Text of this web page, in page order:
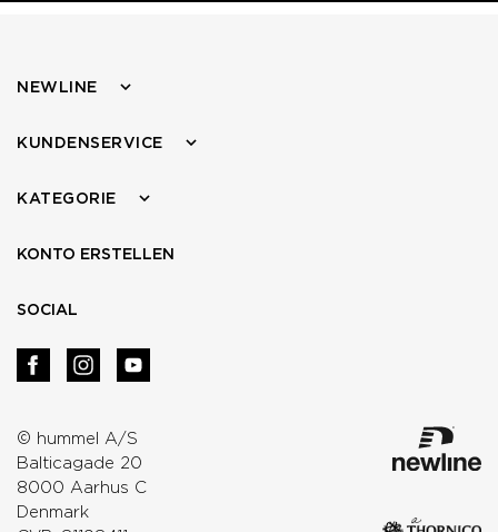
© hummel A/S
Balticagade 20
8000 Aarhus C
Denmark
NEWLINE
KUNDENSERVICE
KATEGORIE
KONTO ERSTELLEN
SOCIAL